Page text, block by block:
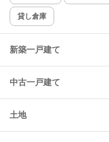
該当件数:
2件
貸し倉庫
新築一戸建て
中古一戸建て
土地